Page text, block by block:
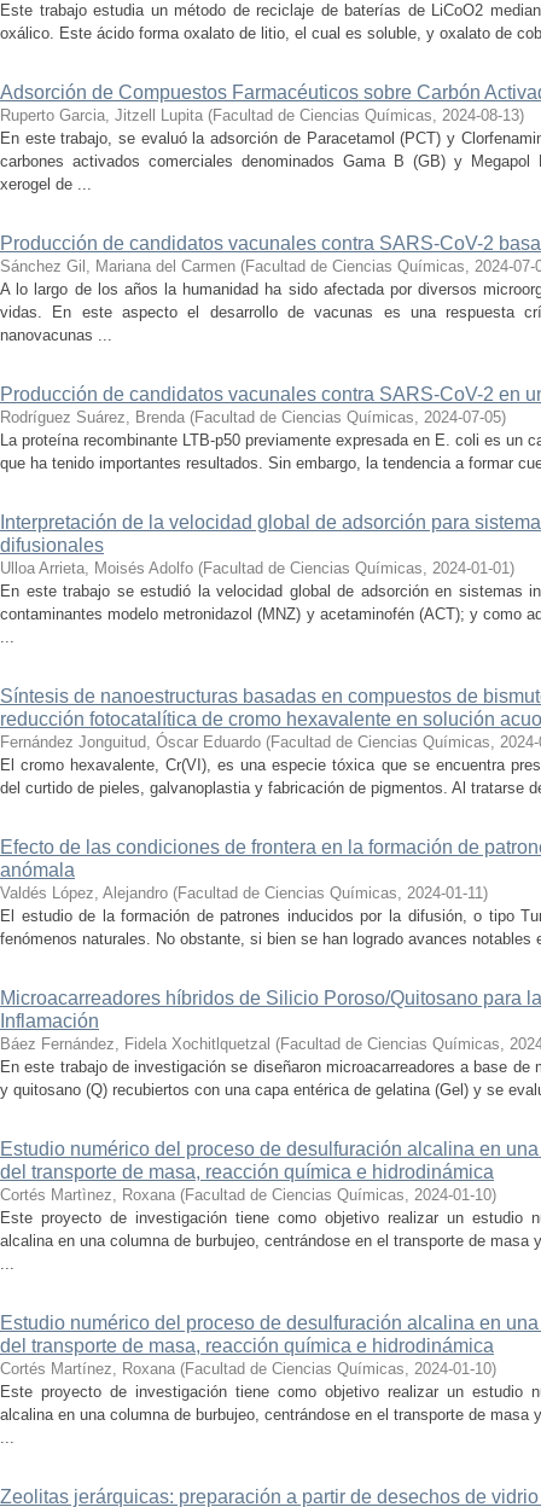
Este trabajo estudia un método de reciclaje de baterías de LiCoO2
oxálico. Este ácido forma oxalato de litio, el cual es soluble, y oxalato de
Adsorción de Compuestos Farmacéuticos sobre Carbón
Ruperto Garcia, Jitzell Lupita (Facultad de Ciencias Químicas, 2024-08-13)
En este trabajo, se evaluó la adsorción de Paracetamol (PCT) y
carbones activados comerciales denominados Gama B (GB) y
xerogel de ...
Producción de candidatos vacunales contra SARS-CoV-2
Sánchez Gil, Mariana del Carmen (Facultad de Ciencias Químicas, 2024-07-
A lo largo de los años la humanidad ha sido afectada por diversos
vidas. En este aspecto el desarrollo de vacunas es una respuesta
nanovacunas ...
Producción de candidatos vacunales contra SARS-CoV-2 en
Rodríguez Suárez, Brenda (Facultad de Ciencias Químicas, 2024-07-05)
La proteína recombinante LTB-p50 previamente expresada en E. coli es un
que ha tenido importantes resultados. Sin embargo, la tendencia a formar
Interpretación de la velocidad global de adsorción para
difusionales
Ulloa Arrieta, Moisés Adolfo (Facultad de Ciencias Químicas, 2024-01-01)
En este trabajo se estudió la velocidad global de adsorción en sistemas
contaminantes modelo metronidazol (MNZ) y acetaminofén (ACT); y como
...
Síntesis de nanoestructuras basadas en compuestos de
reducción fotocatalítica de cromo hexavalente en solución
Fernández Jonguitud, Óscar Eduardo (Facultad de Ciencias Químicas,
El cromo hexavalente, Cr(VI), es una especie tóxica que se encuentra
del curtido de pieles, galvanoplastia y fabricación de pigmentos. Al tratarse
Efecto de las condiciones de frontera en la formación de
anómala
Valdés López, Alejandro (Facultad de Ciencias Químicas, 2024-01-11)
El estudio de la formación de patrones inducidos por la difusión, o tipo
fenómenos naturales. No obstante, si bien se han logrado avances
Microacarreadores híbridos de Silicio Poroso/Quitosano para
Inflamación
Báez Fernández, Fidela Xochitlquetzal (Facultad de Ciencias Químicas,
En este trabajo de investigación se diseñaron microacarreadores a base
y quitosano (Q) recubiertos con una capa entérica de gelatina (Gel) y se
Estudio numérico del proceso de desulfuración alcalina en
del transporte de masa, reacción química e hidrodinámica
Cortés Martìnez, Roxana (Facultad de Ciencias Químicas, 2024-01-10)
Este proyecto de investigación tiene como objetivo realizar un estudio
alcalina en una columna de burbujeo, centrándose en el transporte de
...
Estudio numérico del proceso de desulfuración alcalina en
del transporte de masa, reacción química e hidrodinámica
Cortés Martínez, Roxana (Facultad de Ciencias Químicas, 2024-01-10)
Este proyecto de investigación tiene como objetivo realizar un estudio
alcalina en una columna de burbujeo, centrándose en el transporte de
...
Zeolitas jerárquicas: preparación a partir de desechos de